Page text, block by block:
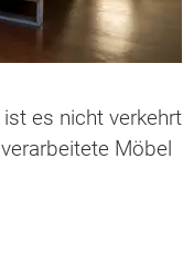
es nicht verkehrt
Möbel